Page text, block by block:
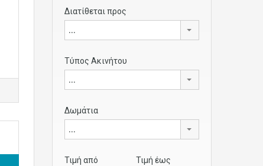
Διατίθεται προς
...
Τύπος Ακινήτου
...
Δωμάτια
...
Τιμή από Τιμή έως